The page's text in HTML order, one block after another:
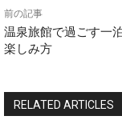
前の記事
温泉旅館で過ごす一
楽しみ方
RELATED ARTICLES